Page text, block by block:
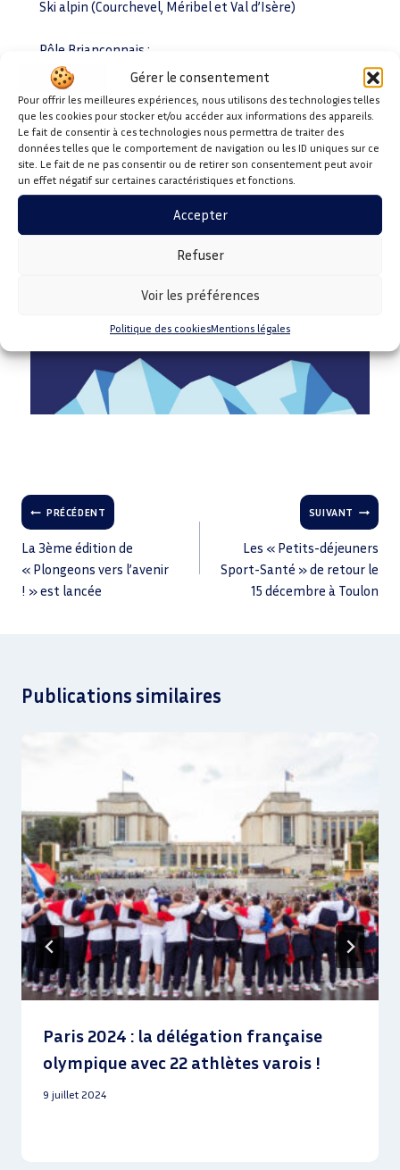
Gérer le consentement
Pour offrir les meilleures expériences, nous utilisons des technologies telles
que les cookies pour stocker et/ou accéder aux informations des appareils.
Le fait de consentir à ces technologies nous permettra de traiter des
données telles que le comportement de navigation ou les ID uniques sur ce
site. Le fait de ne pas consentir ou de retirer son consentement peut avoir
un effet négatif sur certaines caractéristiques et fonctions.
Accepter
Refuser
Voir les préférences
Politique des cookiesMentions légales
Ski alpin (Courchevel, Méribel et Val d’Isère)
Pôle Briançonnais :
Snowboard et ski freestyle (Montgenèvre)
Snow half-pipe et ski acrobatique (Serre-Chevalier)
Pôle Nice Côte d’Azur:
Snowboard et ski cross (Isola 2000)
Curling, hockey-sur-glace, short track et patinage
artistique (Nice)
PRÉCÉDENT
La 3ème édition de
« Plongeons vers l’avenir
! » est lancée
SUIVANT
Les « Petits-déjeuners
Sport-Santé » de retour le
15 décembre à Toulon
Publications similaires
Paris 2024 : la délégation française
olympique avec 22 athlètes varois !
9 juillet 2024